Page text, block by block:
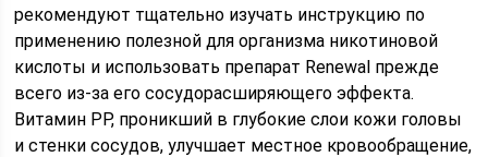
рекомендуют тщательно изучать инструкцию по
применению полезной для организма никотиновой
кислоты и использовать препарат Renewal прежде
всего из-за его сосудорасширяющего эффекта.
Витамин РР, проникший в глубокие слои кожи головы
и стенки сосудов, улучшает местное кровообращение,